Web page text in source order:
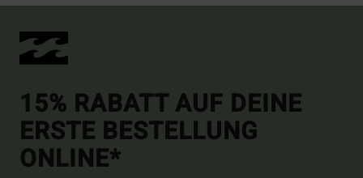
15% RABATT AUF DEINE
ERSTE BESTELLUNG
ONLINE*